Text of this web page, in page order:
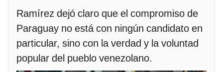
Ramírez dejó claro que el compromiso de
Paraguay no está con ningún candidato en
particular, sino con la verdad y la voluntad
popular del pueblo venezolano.